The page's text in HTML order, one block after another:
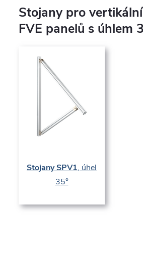
Stojany pro
FVE panelů s úhlem
Stojany SPV1, úhel
35°